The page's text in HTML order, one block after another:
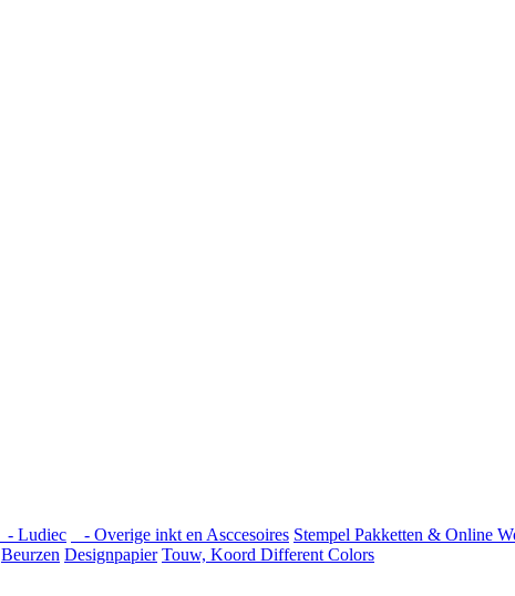
- Ludiec - Overige inkt en Asccesoires Stempel Pakketten & Online
Beurzen Designpapier Touw, Koord Different Colors